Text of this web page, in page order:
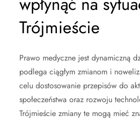
Trójmieście
Prawo medyczne jest dynamiczną
podlega ciągłym zmianom i
celu dostosowanie przepisów do
społeczeństwa oraz rozwoju
Trójmieście zmiany te mogą mieć